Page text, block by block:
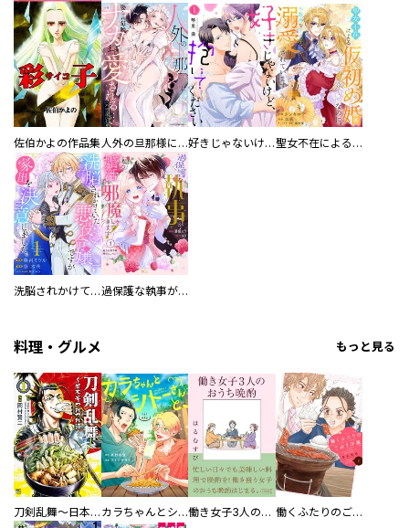
佐伯かよの作品集 人外の旦那様に娶られ毎晩ナカまで愛される…。アンソロジー 好きじゃないけど、抱いてください【電子単行本版／特典おまけ付き】 聖女不在による仮初め婚なのに、不器用な王太子に溺愛されています【電子単行本版／特典おまけ付き】
洗脳されかけていた悪役令嬢ですが家出を決意しました。【電子単行本版／特典おまけ付き】 過保護な執事が私の婚活を邪魔してきます！ 分冊版
料理・グルメ もっと見る
刀剣乱舞～日本号つれづれ酒～ カラちゃんとシトーさんと、 【分冊版】 働き女子3人のおうち晩酌 働くふたりのごほうび飯